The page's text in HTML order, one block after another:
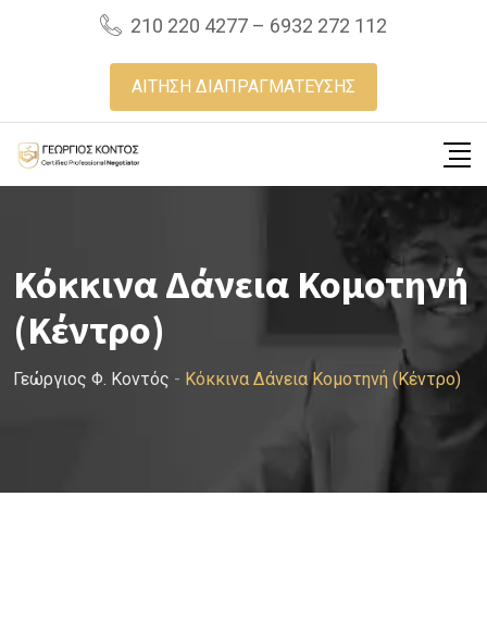
210 220 4277 – 6932 272 112
ΑΙΤΗΣΗ ΔΙΑΠΡΑΓΜΑΤΕΥΣΗΣ
Κόκκινα Δάνεια Κομοτηνή
(Κέντρο)
Γεώργιος Φ. Κοντός - Κόκκινα Δάνεια Κομοτηνή (Κέντρο)